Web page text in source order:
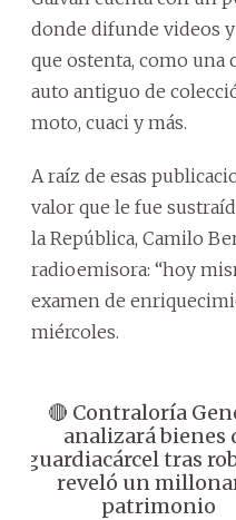
donde difunde videos
que ostenta, como una
auto antiguo de
moto, cuaci y más.
A raíz de esas
valor que le fue
la República, Camilo
radioemisora: “hoy
examen de
miércoles.
🔴 Contraloría
analizará bienes
guardiacárcel tras
reveló un
patrimonio